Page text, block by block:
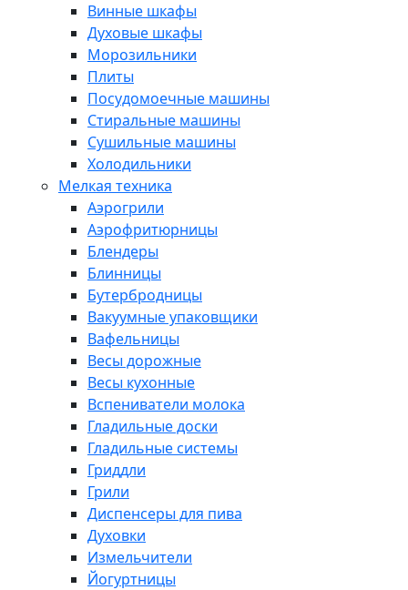
Винные шкафы
Духовые шкафы
Морозильники
Плиты
Посудомоечные машины
Стиральные машины
Сушильные машины
Холодильники
Мелкая техника
Аэрогрили
Аэрофритюрницы
Блендеры
Блинницы
Бутербродницы
Вакуумные упаковщики
Вафельницы
Весы дорожные
Весы кухонные
Вспениватели молока
Гладильные доски
Гладильные системы
Гриддли
Грили
Диспенсеры для пива
Духовки
Измельчители
Йогуртницы